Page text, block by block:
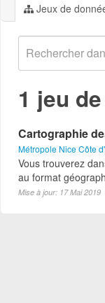
Jeux de
1 jeu
Cartographie
Métropole Nice Côte
Vous trouverez
au format
Mise à jour: 17 Mai 2019